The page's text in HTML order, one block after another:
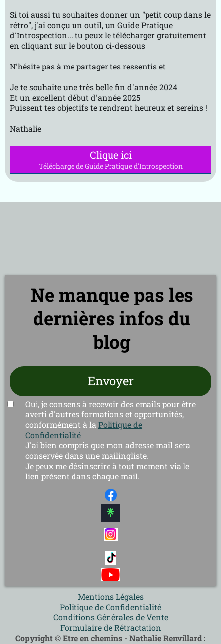
Si toi aussi tu souhaites donner un "petit coup dans le
rétro", j'ai conçu un outil, un Guide Pratique
d'Introspection... tu peux le télécharger gratuitement
en cliquant sur le bouton ci-dessous
N'hésite pas à me partager tes ressentis et
Je te souhaite une très belle fin d'année 2024
Et un excellent début d'année 2025
Puissent tes objectifs te rendrent heureux et sereins !
Nathalie
Clique ici
Télécharge de Guide Pratique d'Introspection
Ne manque pas les
dernières infos du
blog
Envoyer
Oui, je consens à recevoir des emails pour être
averti d'autres formations et opportunités,
conformément à la Politique de
Confidentialité
J'ai bien compris que mon adresse mail sera
conservée dans une mailingliste.
Je peux me désinscrire à tout moment via le
lien présent dans chaque mail.
Mentions Légales
Politique de Confidentialité
Conditions Générales de Vente
Formulaire de Rétractation
Copyright © Etre en chemins - Nathalie Renvillard :